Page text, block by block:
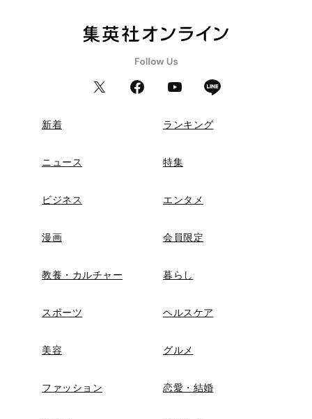
新着 ランキング
ニュース 特集
ビジネス エンタメ
漫画 会員限定
教養・カルチャー 暮らし
スポーツ ヘルスケア
美容 グルメ
ファッション 恋愛・結婚